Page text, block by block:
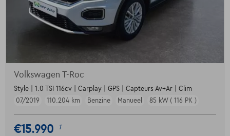
Volkswagen T-Roc
Style | 1.0 TSI 116cv | Carplay | GPS | Capteurs Av+Ar | Clim
07/2019
110.204 km Benzine Manueel 85 kW ( 116 PK )
€15.990 1